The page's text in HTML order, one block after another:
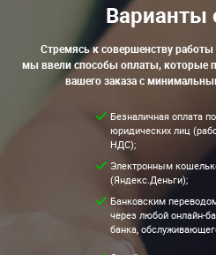
Варианты
Стремясь к совершенству
мы ввели способы оплаты, которые
вашего заказа с
Безналичная оплата
юридических лиц
НДС);
Электронным
(Яндекс.Деньги);
Банковским
через любой онлайн-
банка,